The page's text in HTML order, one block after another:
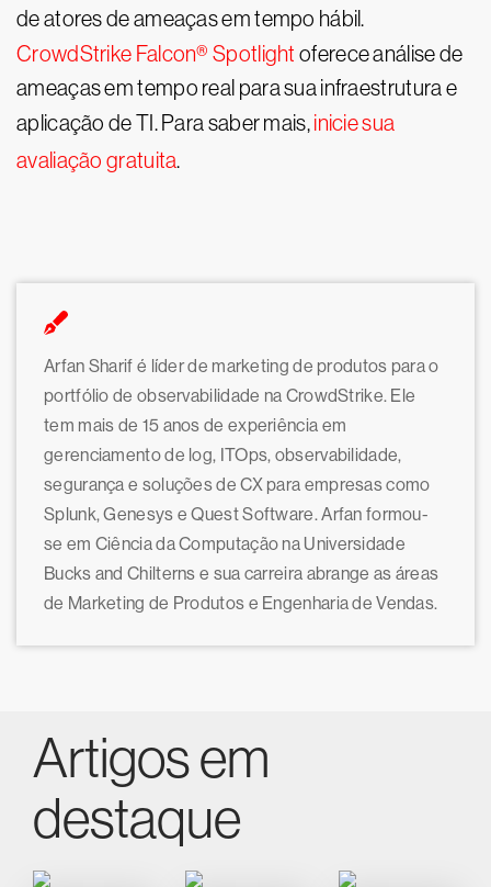
de atores de ameaças em tempo hábil.
CrowdStrike Falcon® Spotlight oferece análise de
ameaças em tempo real para sua infraestrutura e
aplicação de TI. Para saber mais,inicie sua
avaliação gratuita.
Arfan Sharif é líder de marketing de produtos para o
portfólio de observabilidade na CrowdStrike. Ele
tem mais de 15 anos de experiência em
gerenciamento de log, ITOps, observabilidade,
segurança e soluções de CX para empresas como
Splunk, Genesys e Quest Software. Arfan formou-
se em Ciência da Computação na Universidade
Bucks and Chilterns e sua carreira abrange as áreas
de Marketing de Produtos e Engenharia de Vendas.
Artigos em
destaque